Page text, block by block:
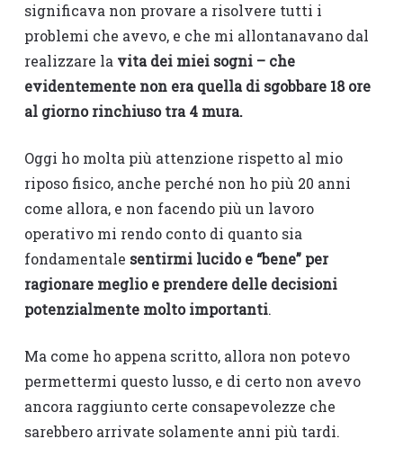
significava non provare a risolvere tutti i
problemi che avevo, e che mi allontanavano dal
realizzare la vita dei miei sogni – che
evidentemente non era quella di sgobbare 18 ore
al giorno rinchiuso tra 4 mura.
Oggi ho molta più attenzione rispetto al mio
riposo fisico, anche perché non ho più 20 anni
come allora, e non facendo più un lavoro
operativo mi rendo conto di quanto sia
fondamentale sentirmi lucido e “bene” per
ragionare meglio e prendere delle decisioni
potenzialmente molto importanti.
Ma come ho appena scritto, allora non potevo
permettermi questo lusso, e di certo non avevo
ancora raggiunto certe consapevolezze che
sarebbero arrivate solamente anni più tardi.